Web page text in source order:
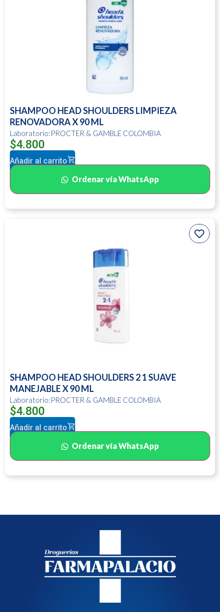
SHAMPOO HEAD SHOULDERS LIMPIEZA
RENOVADORA X 90 ML
Laboratorio:PROCTER & GAMBLE COLOMBIA
$4.800
Añadir al carrito
Ordenar vía WhatsApp
SHAMPOO HEAD SHOULDERS 2 1 SUAVE
MANEJABLE X 90 ML
Laboratorio:PROCTER & GAMBLE COLOMBIA
$4.800
Añadir al carrito
Ordenar vía WhatsApp